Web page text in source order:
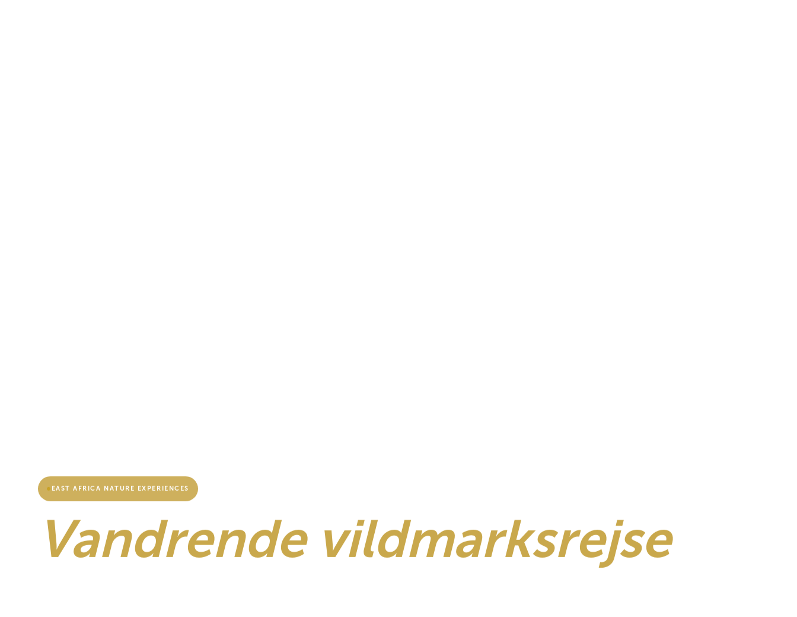
EAST AFRICA NATURE EXPERIENCES
Vandrende vildmarksrejse&